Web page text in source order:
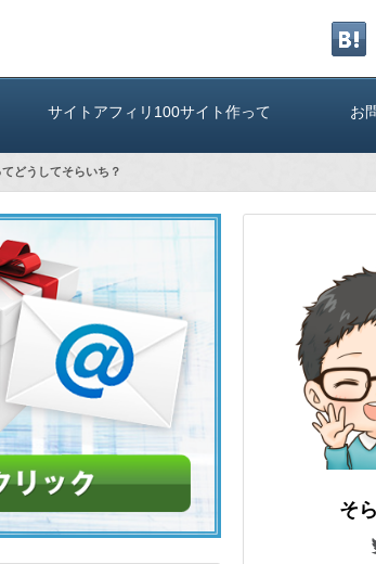
サイトアフィリ100サイト作って
も2年間報酬ゼロ！ そらいちのTwi
お
どうしてそらいち？
そ